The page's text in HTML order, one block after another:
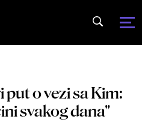
o vezi sa Kim:
svakog dana"